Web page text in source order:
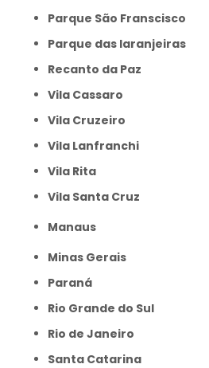
Parque São Franscisco
Parque das laranjeiras
Recanto da Paz
Vila Cassaro
Vila Cruzeiro
Vila Lanfranchi
Vila Rita
Vila Santa Cruz
Manaus
Minas Gerais
Paraná
Rio Grande do Sul
Rio de Janeiro
Santa Catarina